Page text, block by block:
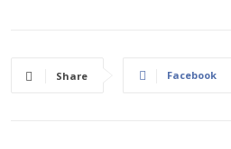
Share Facebook